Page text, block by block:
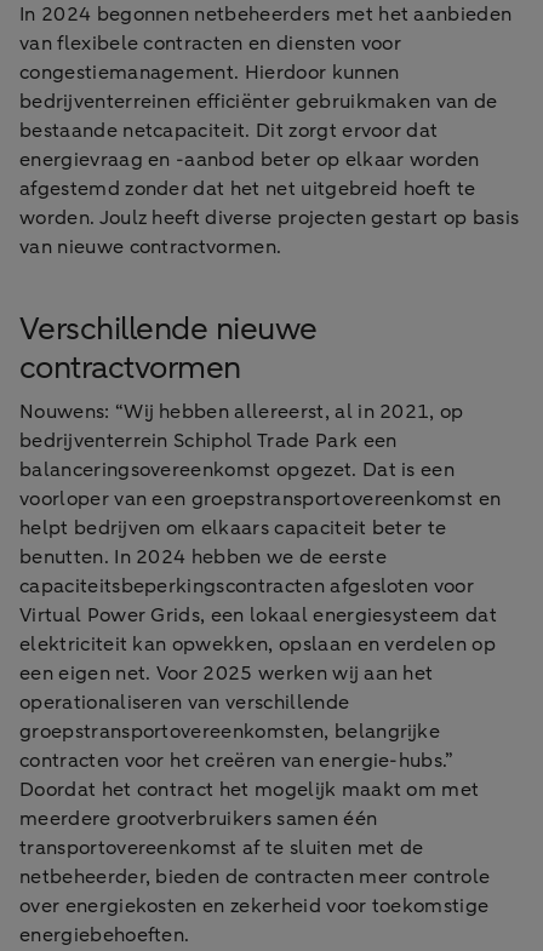
In 2024 begonnen netbeheerders met het aanbieden
van flexibele contracten en diensten voor
congestiemanagement. Hierdoor kunnen
bedrijventerreinen efficiënter gebruikmaken van de
bestaande netcapaciteit. Dit zorgt ervoor dat
energievraag en -aanbod beter op elkaar worden
afgestemd zonder dat het net uitgebreid hoeft te
worden. Joulz heeft diverse projecten gestart op basis
van nieuwe contractvormen.
Verschillende nieuwe
contractvormen
Nouwens: “Wij hebben allereerst, al in 2021, op
bedrijventerrein Schiphol Trade Park een
balanceringsovereenkomst opgezet. Dat is een
voorloper van een groepstransportovereenkomst en
helpt bedrijven om elkaars capaciteit beter te
benutten. In 2024 hebben we de eerste
capaciteitsbeperkingscontracten afgesloten voor
Virtual Power Grids, een lokaal energiesysteem dat
elektriciteit kan opwekken, opslaan en verdelen op
een eigen net. Voor 2025 werken wij aan het
operationaliseren van verschillende
groepstransportovereenkomsten, belangrijke
contracten voor het creëren van energie-hubs.”
Doordat het contract het mogelijk maakt om met
meerdere grootverbruikers samen één
transportovereenkomst af te sluiten met de
netbeheerder, bieden de contracten meer controle
over energiekosten en zekerheid voor toekomstige
energiebehoeften.